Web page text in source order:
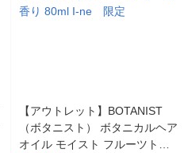
【アウトレット】BOTANIST
（ボタニスト） ボタニカルヘア
オイル モイスト フルーツトマ